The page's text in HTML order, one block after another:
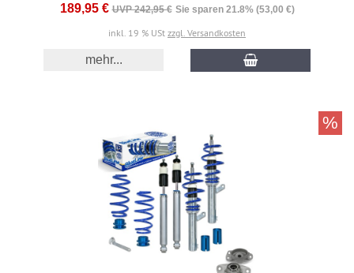
189,95 € UVP 242,95 € Sie sparen 21.8% (53,00 €)
inkl. 19 % USt zzgl. Versandkosten
mehr...
%